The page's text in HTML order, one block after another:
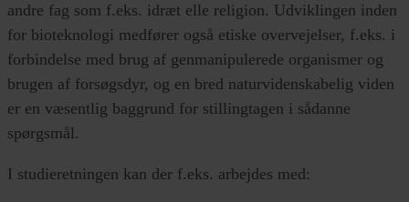
andre fag som f.eks. idræt elle religion. Udviklingen inden
for bioteknologi medfører også etiske overvejelser, f.eks. i
forbindelse med brug af genmanipulerede organismer og
brugen af forsøgsdyr, og en bred naturvidenskabelig viden
er en væsentlig baggrund for stillingtagen i sådanne
spørgsmål.
I studieretningen kan der f.eks. arbejdes med: